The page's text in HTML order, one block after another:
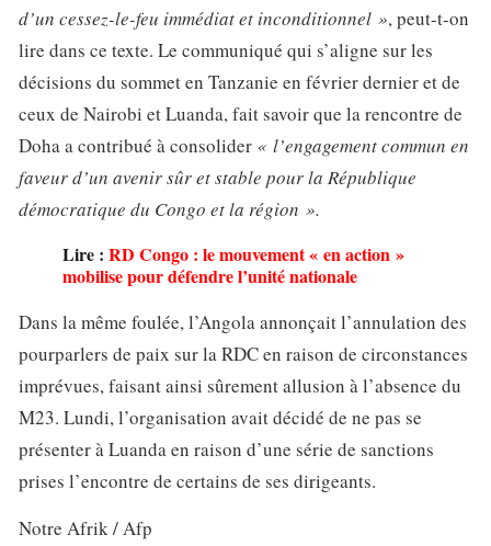
d’un cessez-le-feu immédiat et inconditionnel », peut-t-on
lire dans ce texte. Le communiqué qui s’aligne sur les
décisions du sommet en Tanzanie en février dernier et de
ceux de Nairobi et Luanda, fait savoir que la rencontre de
Doha a contribué à consolider « l’engagement commun en
faveur d’un avenir sûr et stable pour la République
démocratique du Congo et la région ».
Lire : RD Congo : le mouvement « en action »
mobilise pour défendre l’unité nationale
Dans la même foulée, l’Angola annonçait l’annulation des
pourparlers de paix sur la RDC en raison de circonstances
imprévues, faisant ainsi sûrement allusion à l’absence du
M23. Lundi, l’organisation avait décidé de ne pas se
présenter à Luanda en raison d’une série de sanctions
prises l’encontre de certains de ses dirigeants.
Notre Afrik / Afp